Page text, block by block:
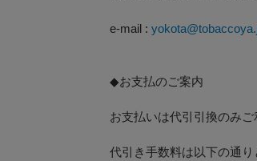
e-mail :
◆お支払のご案内
お支払いは代引引換のみご
代引き手数料は以下の通り